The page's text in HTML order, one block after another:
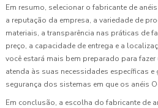
Em resumo, selecionar o fabricante de
a reputação da empresa, a variedade de
materiais, a transparência nas práticas de
preço, a capacidade de entrega e a
você estará mais bem preparado para
atenda às suas necessidades específicas e
segurança dos sistemas em que os anéis
Em conclusão, a escolha do fabricante de